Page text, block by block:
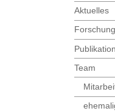
Aktuelles
Forschung
Team